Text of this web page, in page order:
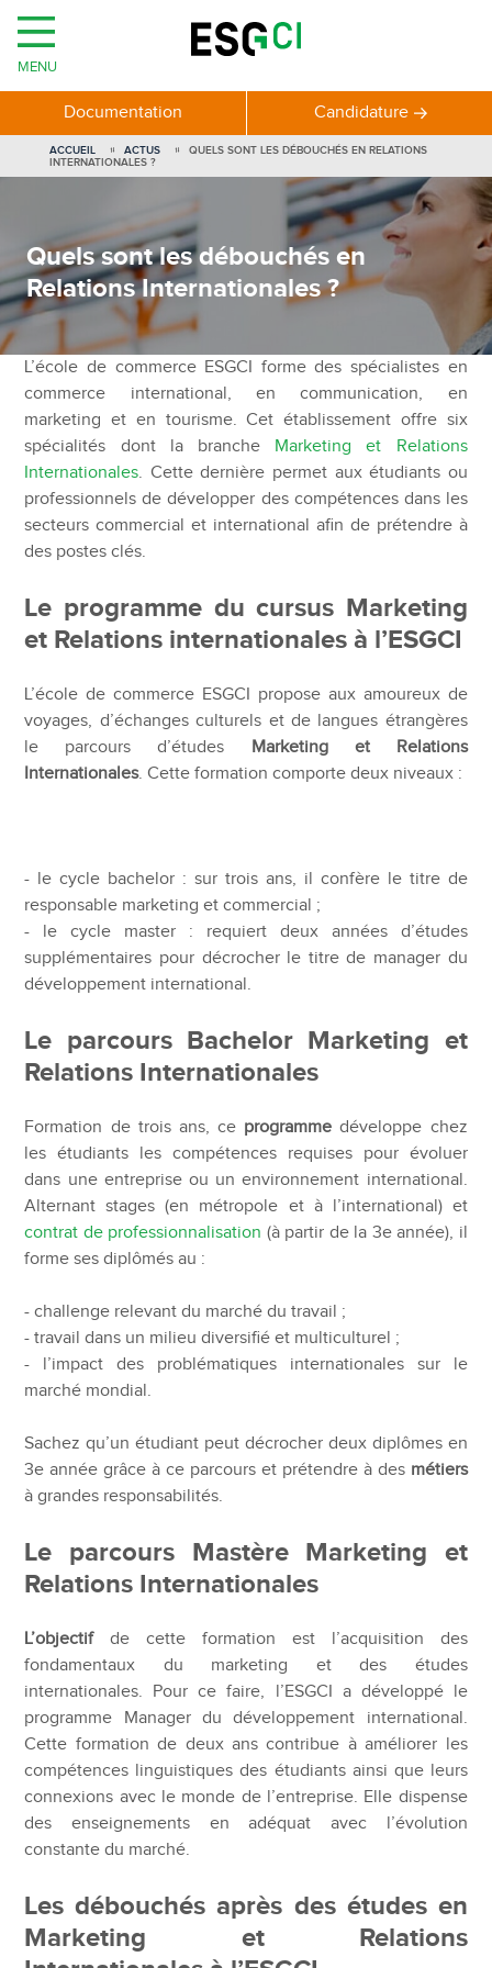
Quels sont les débouchés en
Relations Internationales ?
ACCUEIL ACTUS
QUELS SONT LES DÉBOUCHÉS EN RELATIONS
INTERNATIONALES ?
L’école de commerce ESGCI forme des spécialistes en
commerce international, en communication, en
marketing et en tourisme. Cet établissement offre six
spécialités dont la branche Marketing et Relations
Internationales. Cette dernière permet aux étudiants ou
professionnels de développer des compétences dans les
secteurs commercial et international afin de prétendre à
des postes clés.
Le programme du cursus Marketing
et Relations internationales à l’ESGCI
L’école de commerce ESGCI propose aux amoureux de
voyages, d’échanges culturels et de langues étrangères
le parcours d’études Marketing et Relations
Internationales. Cette formation comporte deux niveaux :
- le cycle bachelor : sur trois ans, il confère le titre de
responsable marketing et commercial ;
- le cycle master : requiert deux années d’études
supplémentaires pour décrocher le titre de manager du
développement international.
Le parcours Bachelor Marketing et
Relations Internationales
Formation de trois ans, ce programme développe chez
les étudiants les compétences requises pour évoluer
dans une entreprise ou un environnement international.
Alternant stages (en métropole et à l’international) et
contrat de professionnalisation (à partir de la 3e année), il
forme ses diplômés au :
- challenge relevant du marché du travail ;
- travail dans un milieu diversifié et multiculturel ;
- l’impact des problématiques internationales sur le
marché mondial.
Sachez qu’un étudiant peut décrocher deux diplômes en
3e année grâce à ce parcours et prétendre à des métiers
à grandes responsabilités.
Le parcours Mastère Marketing et
Relations Internationales
L’objectifde cette formation est l’acquisition des
fondamentaux du marketing et des études
internationales. Pour ce faire, l’ESGCI a développé le
programme Manager du développement international.
Cette formation de deux ans contribue à améliorer les
compétences linguistiques des étudiants ainsi que leurs
connexions avec le monde de l’entreprise. Elle dispense
des enseignements en adéquat avec l’évolution
constante du marché.
Les débouchés après des études en
Marketing et Relations
MENU
Documentation Candidature